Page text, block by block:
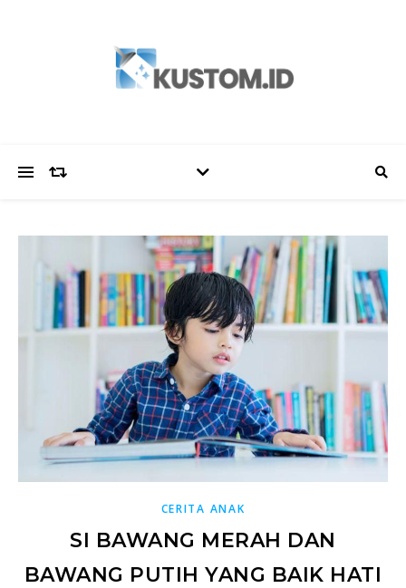
CERITA ANAK
SI BAWANG MERAH DAN
BAWANG PUTIH YANG BAIK HATI